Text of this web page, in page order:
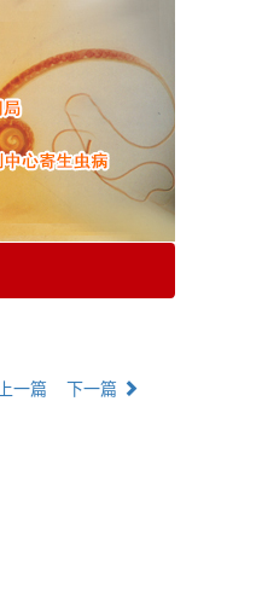
上一篇 下一篇